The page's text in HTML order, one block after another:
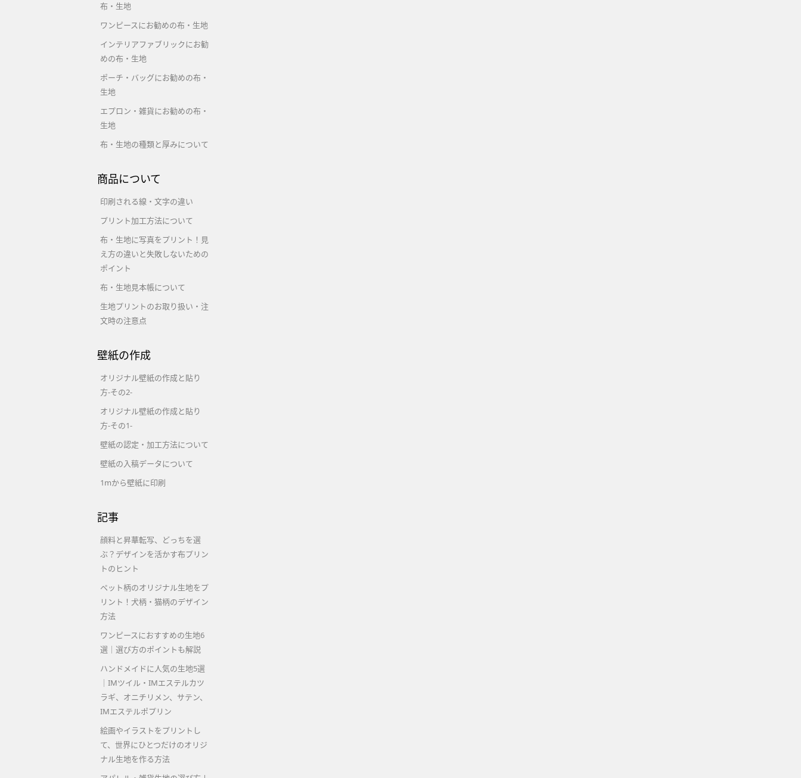
布・生地
ワンピースにお勧めの布・生地
インテリアファブリックにお勧
めの布・生地
ポーチ・バッグにお勧めの布・
生地
エプロン・雑貨にお勧めの布・
生地
布・生地の種類と厚みについて
商品について
印刷される線・文字の違い
プリント加工方法について
布・生地に写真をプリント！見
え方の違いと失敗しないための
ポイント
布・生地見本帳について
生地プリントのお取り扱い・注
文時の注意点
壁紙の作成
オリジナル壁紙の作成と貼り
方-その2-
オリジナル壁紙の作成と貼り
方-その1-
壁紙の認定・加工方法について
壁紙の入稿データについて
1mから壁紙に印刷
記事
顔料と昇華転写、どっちを選
ぶ？デザインを活かす布プリン
トのヒント
ペット柄のオリジナル生地をプ
リント！犬柄・猫柄のデザイン
方法
ワンピースにおすすめの生地6
選｜選び方のポイントも解説
ハンドメイドに人気の生地5選
｜IMツイル・IMエステルカツ
ラギ、オニチリメン、サテン、
IMエステルポプリン
絵画やイラストをプリントし
て、世界にひとつだけのオリジ
ナル生地を作る方法